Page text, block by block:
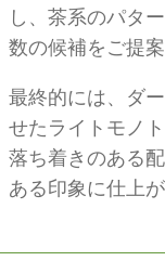
し、茶系のパタ
数の候補をご提案
最終的には、ダ
せたライトモノ
落ち着きのある
ある印象に仕上